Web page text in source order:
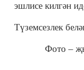
эшлисе килгән
Түземсезлек
Фото –